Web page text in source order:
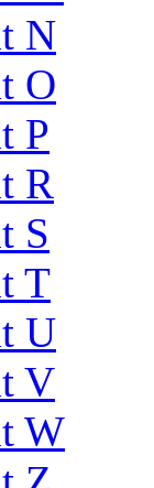
N
O
P
R
S
T
U
V
W